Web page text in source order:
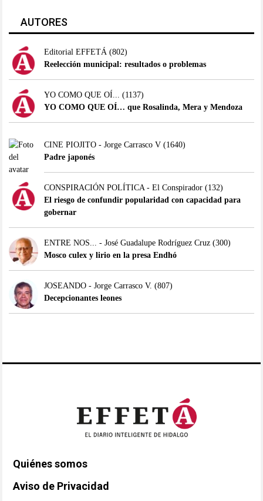
AUTORES
Editorial EFFETÁ(802)
Reelección municipal: resultados o problemas
YO COMO QUE OÍ... (1137)
YO COMO QUE OÍ… que Rosalinda, Mera y Mendoza
CINE PIOJITO - Jorge Carrasco V(1640)
Padre japonés
CONSPIRACIÓN POLÍTICA - El Conspirador(132)
El riesgo de confundir popularidad con capacidad para
gobernar
ENTRE NOS... - José Guadalupe Rodríguez Cruz(300)
Mosco culex y lirio en la presa Endhó
JOSEANDO - Jorge Carrasco V. (807)
Decepcionantes leones
Quiénes somos
Aviso de Privacidad